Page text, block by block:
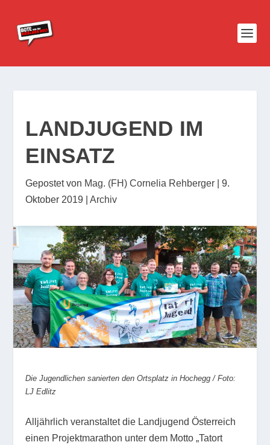
LANDJUGEND IM
EINSATZ
Gepostet von Mag. (FH) Cornelia Rehberger |9.
Oktober 2019 |Archiv
Die Jugendlichen sanierten den Ortsplatz in Hochegg / Foto:
LJ Edlitz
Alljährlich veranstaltet die Landjugend Österreich
einen Projektmarathon unter dem Motto „Tatort